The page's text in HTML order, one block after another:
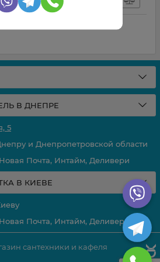
В ДНЕПРЕ
5
и Днепропетровской области
Почта, Интайм, Деливери
В КИЕВЕ
Почта, Интайм, Деливери
сантехники и кафеля